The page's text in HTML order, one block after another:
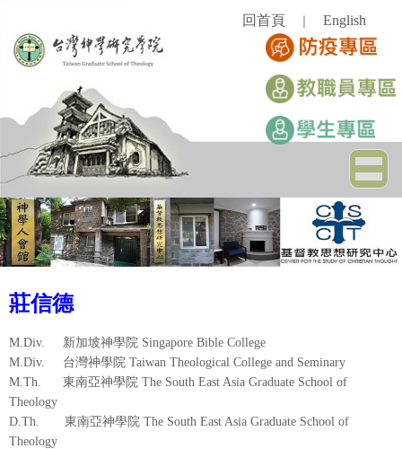
主
區
回首頁 English
莊信德
M.Div. 新加坡神學院 Singapore Bible College
M.Div. 台灣神學院 Taiwan Theological College and Seminary
M.Th. 東南亞神學院 The South East Asia Graduate School of
Theology
D.Th. 東南亞神學院 The South East Asia Graduate School of
Theology